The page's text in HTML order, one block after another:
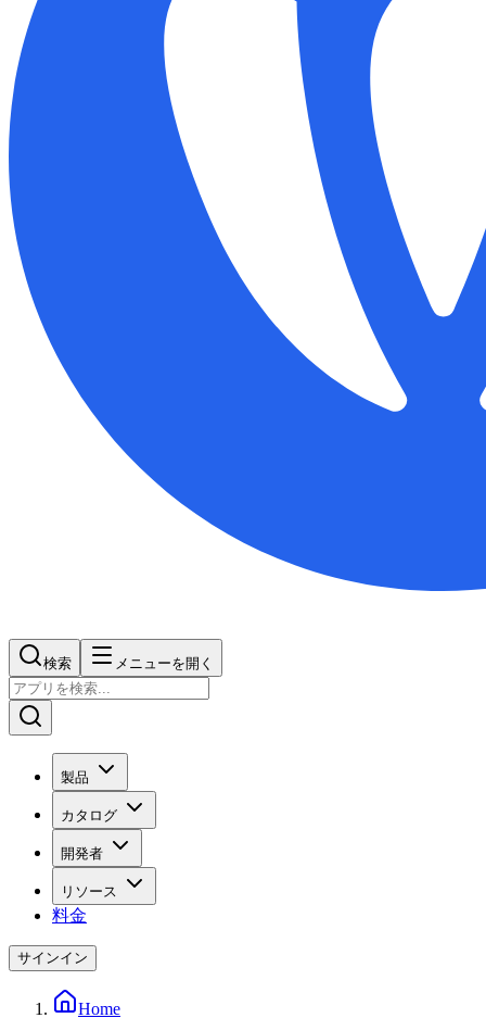
検索 メニューを開く
製品
カタログ
開発者
リソース
料金
サインイン
Home